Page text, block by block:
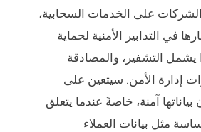
على الخدمات السحابية،
في التدابير الأمنية لحماية
يشمل التشفير، والمصادقة
إدارة الأمن. سيتعين على
آمنة، خاصةً عندما يتعلق
مثل بيانات العملاء